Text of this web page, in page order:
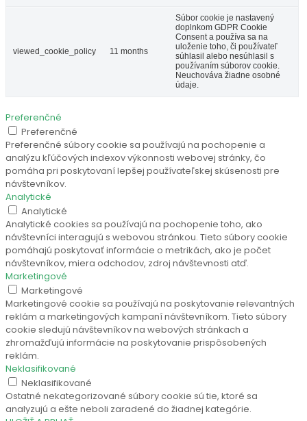
viewed_cookie_policy 11 months
Súbor cookie je nastavený
doplnkom GDPR Cookie
Consent a používa sa na
uloženie toho, či používateľ
súhlasil alebo nesúhlasil s
používaním súborov cookie.
Neuchováva žiadne osobné
údaje.
Preferenčné
Preferenčné
Preferenčné súbory cookie sa používajú na pochopenie a
analýzu kľúčových indexov výkonnosti webovej stránky, čo
pomáha pri poskytovaní lepšej používateľskej skúsenosti pre
návštevníkov.
Analytické
Analytické
Analytické cookies sa používajú na pochopenie toho, ako
návštevníci interagujú s webovou stránkou. Tieto súbory cookie
pomáhajú poskytovať informácie o metrikách, ako je počet
návštevníkov, miera odchodov, zdroj návštevnosti atď.
Marketingové
Marketingové
Marketingové cookie sa používajú na poskytovanie relevantných
reklám a marketingových kampaní návštevníkom. Tieto súbory
cookie sledujú návštevníkov na webových stránkach a
zhromažďujú informácie na poskytovanie prispôsobených
reklám.
Neklasifikované
Neklasifikované
Ostatné nekategorizované súbory cookie sú tie, ktoré sa
analyzujú a ešte neboli zaradené do žiadnej kategórie.